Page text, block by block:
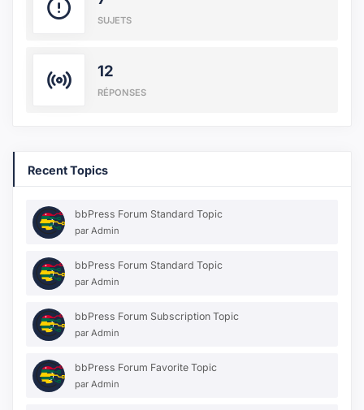
SUJETS
12
RÉPONSES
Recent Topics
bbPress Forum Standard Topic
par Admin
bbPress Forum Standard Topic
par Admin
bbPress Forum Subscription Topic
par Admin
bbPress Forum Favorite Topic
par Admin